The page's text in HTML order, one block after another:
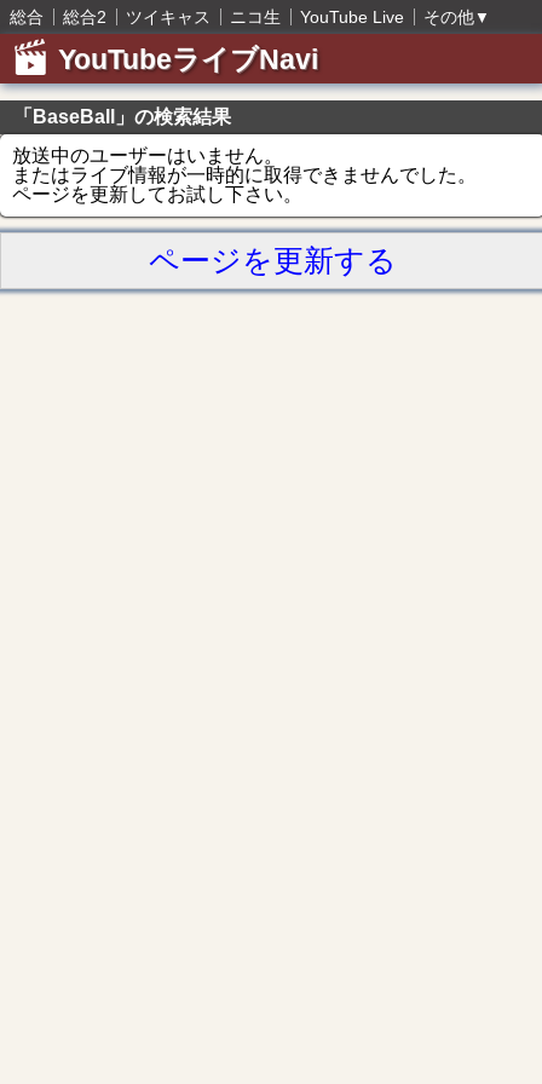
総合 総合2 ツイキャス ニコ生 YouTube Live その他▼
YouTubeライブNavi
「BaseBall」の検索結果
放送中のユーザーはいません。
またはライブ情報が一時的に取得できませんでした。
ページを更新してお試し下さい。
ページを更新する